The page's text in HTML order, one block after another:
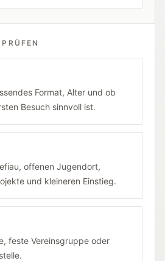
Format, Alter und ob
Besuch sinnvoll ist.
offenen Jugendort,
und kleineren Einstieg.
feste Vereinsgruppe oder